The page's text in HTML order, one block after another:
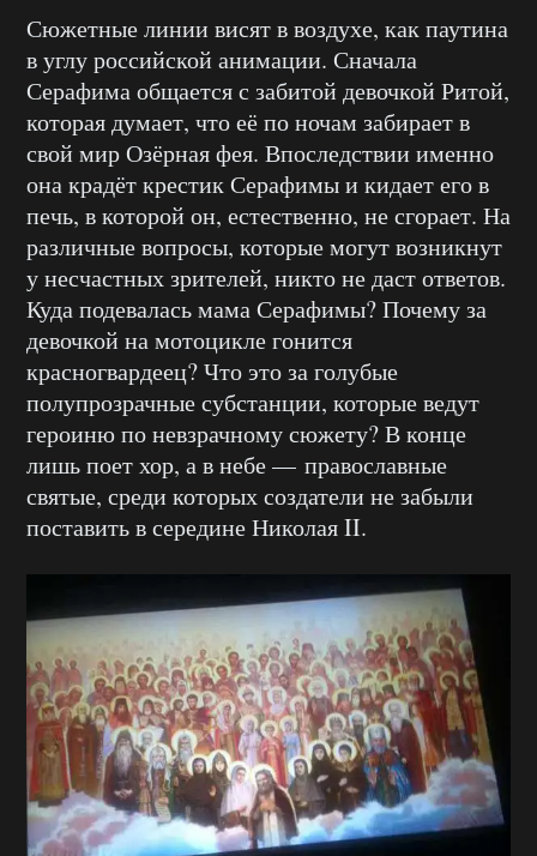
Сюжетные линии висят в воздухе, как паутина
в углу российской анимации. Сначала
Серафима общается с забитой девочкой Ритой,
которая думает, что её по ночам забирает в
свой мир Озёрная фея. Впоследствии именно
она крадёт крестик Серафимы и кидает его в
печь, в которой он, естественно, не сгорает. На
различные вопросы, которые могут возникнут
у несчастных зрителей, никто не даст ответов.
Куда подевалась мама Серафимы? Почему за
девочкой на мотоцикле гонится
красногвардеец? Что это за голубые
полупрозрачные субстанции, которые ведут
героиню по невзрачному сюжету? В конце
лишь поет хор, а в небе — православные
святые, среди которых создатели не забыли
поставить в середине Николая II.